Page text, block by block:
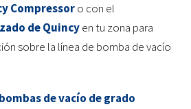
Compressoro con el
de Quincyen tu zona para
sobre la línea de bomba de vacío
bombas de vacío de grado